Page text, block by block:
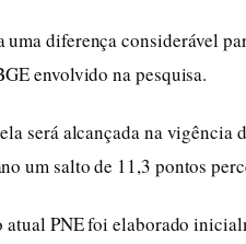
uma diferença considerável
envolvido na pesquisa.
será alcançada na vigência
um salto de 11,3 pontos
atual PNE foi elaborado